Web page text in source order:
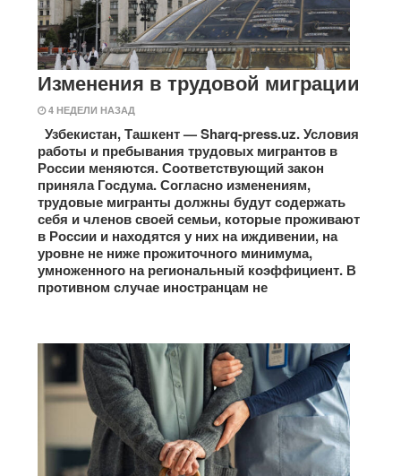
Изменения в трудовой миграции
4 НЕДЕЛИ НАЗАД
Узбекистан, Ташкент — Sharq-press.uz. Условия
работы и пребывания трудовых мигрантов в
России меняются. Соответствующий закон
приняла Госдума. Согласно изменениям,
трудовые мигранты должны будут содержать
себя и членов своей семьи, которые проживают
в России и находятся у них на иждивении, на
уровне не ниже прожиточного минимума,
умноженного на региональный коэффициент. В
противном случае иностранцам не